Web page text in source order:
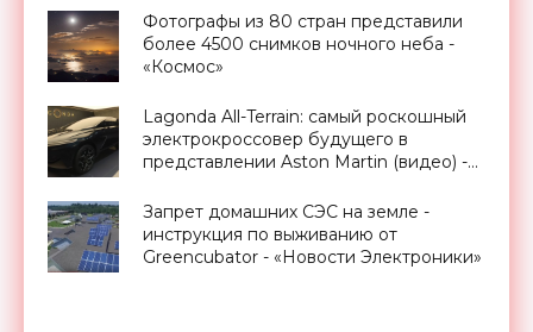
МИФИ - «Смартфоны»
Фотографы из 80 стран представили
более 4500 снимков ночного неба -
«Космос»
Lagonda All-Terrain: самый роскошный
электрокроссовер будущего в
представлении Aston Martin (видео) -
Запрет домашних СЭС на земле -
инструкция по выживанию от
Greencubator - «Новости Электроники»